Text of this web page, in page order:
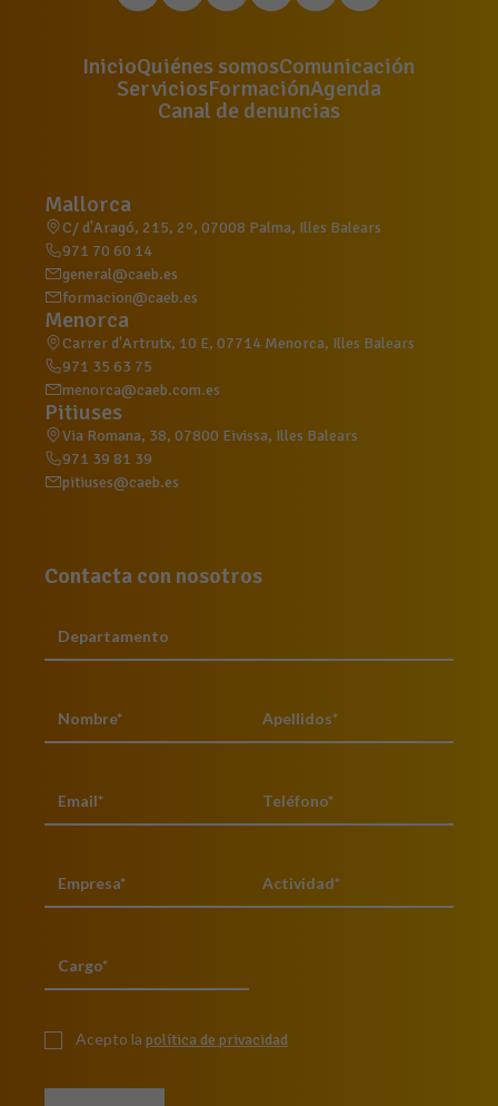
InicioQuiénes somosComunicación
ServiciosFormaciónAgenda
Canal de denuncias
Mallorca
C/ d'Aragó, 215, 2º, 07008 Palma, Illes Balears
971 70 60 14
general@caeb.es
formacion@caeb.es
Menorca
Carrer d'Artrutx, 10 E, 07714 Menorca, Illes Balears
971 35 63 75
menorca@caeb.com.es
Pitiuses
Via Romana, 38, 07800 Eivissa, Illes Balears
971 39 81 39
pitiuses@caeb.es
Contacta con nosotros
Acepto la política de privacidad